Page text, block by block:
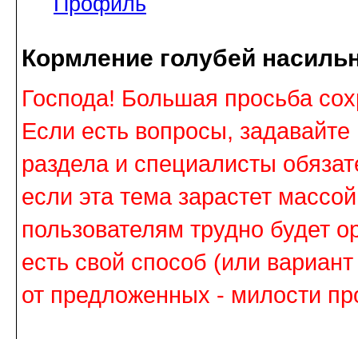
Кормление голубей
Господа! Большая просьба
Если есть вопросы, задавайте
раздела и специалисты
если эта тема зарастет
пользователям трудно будет
есть свой способ (или
от предложенных - милости